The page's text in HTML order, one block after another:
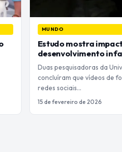
MUNDO
Estudo mostra
desenvolvimento
Duas pesquisadoras da
concluíram que vídeos de
redes sociais…
15 de fevereiro de 2026